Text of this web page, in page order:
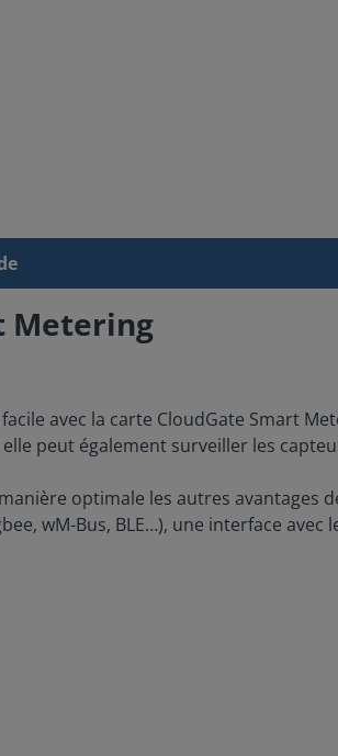
Metering
avec la carte CloudGate Smart
peut également surveiller les
optimale les autres avantages
wM-Bus, BLE…), une interface avec